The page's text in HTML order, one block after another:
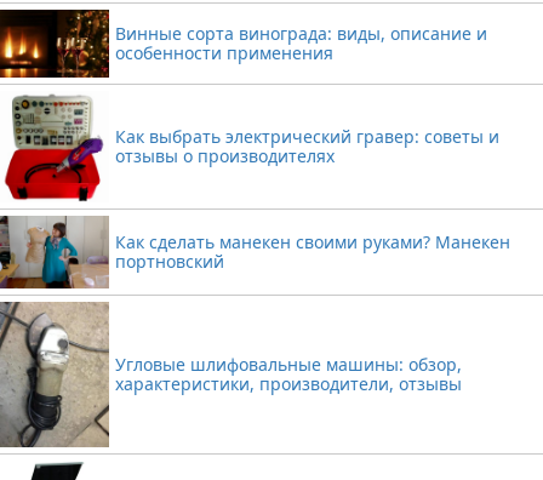
Винные сорта винограда: виды, описание и
особенности применения
Как выбрать электрический гравер: советы и
отзывы о производителях
Как сделать манекен своими руками? Манекен
портновский
Угловые шлифовальные машины: обзор,
характеристики, производители, отзывы